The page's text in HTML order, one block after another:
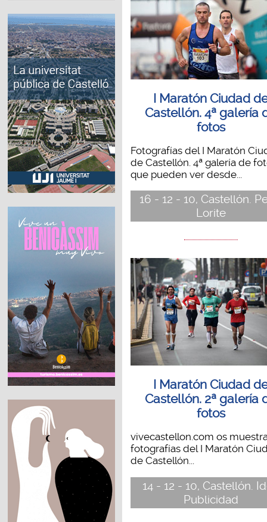
I Maratón Ciudad
Castellón. 4ª galería
fotos
Fotografías del I Maratón
de Castellón. 4ª galería de
que pueden ver desde...
16 - 12 - 10, Castellón.
Lorite
I Maratón Ciudad
Castellón. 2ª galería
fotos
vivecastellon.com os
fotografías del I Maratón
de Castellón...
14 - 12 - 10, Castellón.
Publicidad